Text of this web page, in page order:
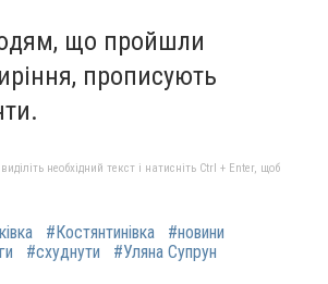
що пройшли
прописують
необхідний текст і натисніть Ctrl + Enter, щоб
#Костянтинівка
#новини
#схуднути
#Уляна Супрун